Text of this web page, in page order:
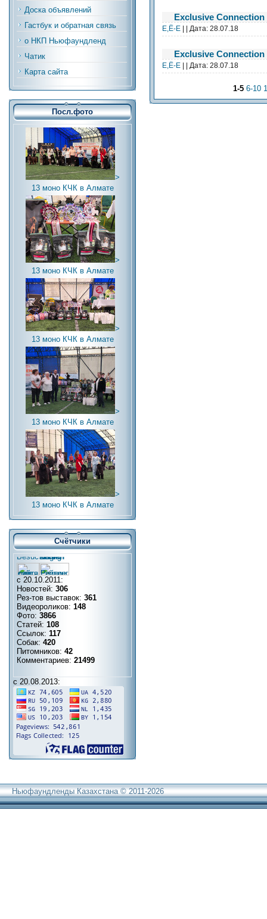
Доска объявлений
Гастбук и обратная связь
о НКП Ньюфаундленд
Чатик
Карта сайта
Посл.фото
>
13 моно КЧК в Алмате
>
13 моно КЧК в Алмате
>
13 моно КЧК в Алмате
>
13 моно КЧК в Алмате
>
13 моно КЧК в Алмате
Счётчики
с 20.10.2011:
Новостей: 306
Рез-тов выставок: 361
Видеороликов: 148
Фото: 3866
Статей: 108
Ссылок: 117
Собак: 420
Питомников: 42
Комментариев: 21499
с 20.08.2013:
Exclusive
Е,Ё-Е | | Дата: 28.07.18
Exclusive Connection
Е,Ё-Е | | Дата: 28.07.18
1-5 6-10
Ньюфаундленды Казахстана © 2011-2026